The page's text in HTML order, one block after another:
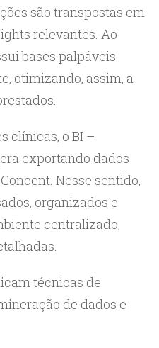
são transpostas em
relevantes. Ao
bases palpáveis
otimizando, assim, a
clínicas, o BI –
exportando dados
Nesse sentido,
organizados e
centralizado,
técnicas de
de dados e